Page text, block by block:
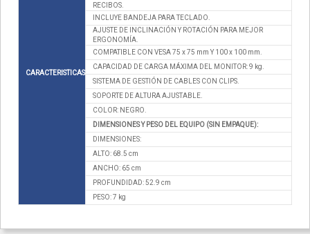
CARACTERISTICAS
RECIBOS.
INCLUYE BANDEJA PARA TECLADO.
AJUSTE DE INCLINACIÓN Y ROTACIÓN PARA MEJOR
ERGONOMÍA.
COMPATIBLE CON VESA 75 x 75 mm Y 100 x 100 mm.
CAPACIDAD DE CARGA MÁXIMA DEL MONITOR: 9 kg.
SISTEMA DE GESTIÓN DE CABLES CON CLIPS.
SOPORTE DE ALTURA AJUSTABLE.
COLOR: NEGRO.
DIMENSIONES Y PESO DEL EQUIPO (SIN EMPAQUE):
DIMENSIONES:
ALTO: 68.5 cm
ANCHO: 65 cm
PROFUNDIDAD: 52.9 cm
PESO: 7 kg